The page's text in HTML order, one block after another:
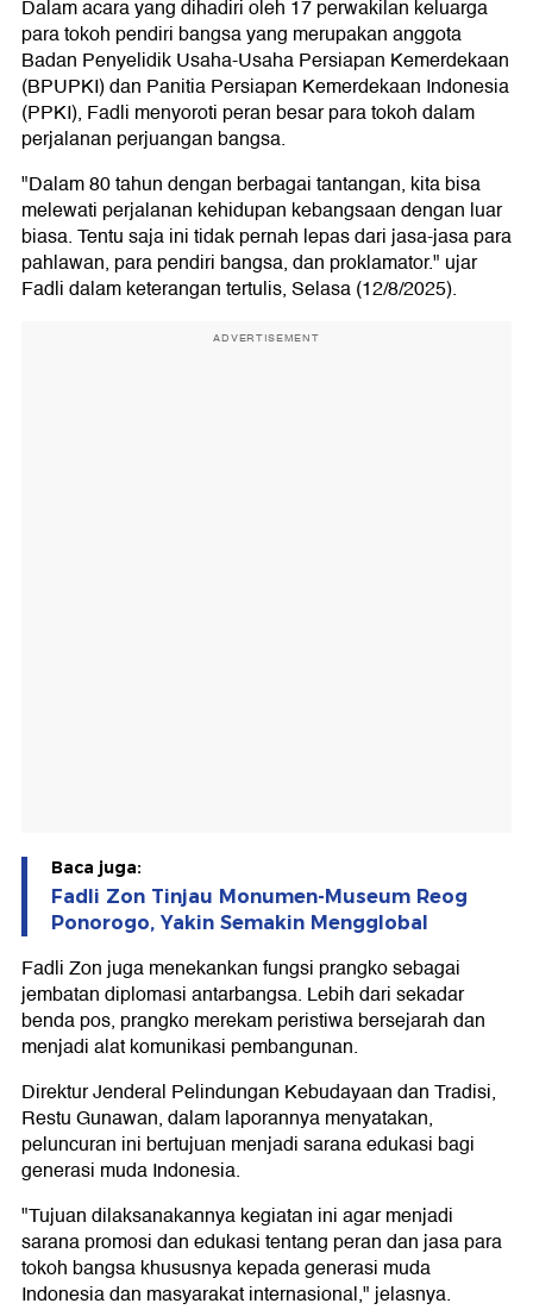
Dalam acara yang dihadiri oleh 17 perwakilan keluarga
para tokoh pendiri bangsa yang merupakan anggota
Badan Penyelidik Usaha-Usaha Persiapan Kemerdekaan
(BPUPKI) dan Panitia Persiapan Kemerdekaan Indonesia
(PPKI), Fadli menyoroti peran besar para tokoh dalam
perjalanan perjuangan bangsa.
"Dalam 80 tahun dengan berbagai tantangan, kita bisa
melewati perjalanan kehidupan kebangsaan dengan luar
biasa. Tentu saja ini tidak pernah lepas dari jasa-jasa para
pahlawan, para pendiri bangsa, dan proklamator." ujar
Fadli dalam keterangan tertulis, Selasa (12/8/2025).
ADVERTISEMENT
Baca juga:
Fadli Zon Tinjau Monumen-Museum Reog
Ponorogo, Yakin Semakin Mengglobal
Fadli Zon juga menekankan fungsi prangko sebagai
jembatan diplomasi antarbangsa. Lebih dari sekadar
benda pos, prangko merekam peristiwa bersejarah dan
menjadi alat komunikasi pembangunan.
Direktur Jenderal Pelindungan Kebudayaan dan Tradisi,
Restu Gunawan, dalam laporannya menyatakan,
peluncuran ini bertujuan menjadi sarana edukasi bagi
generasi muda Indonesia.
"Tujuan dilaksanakannya kegiatan ini agar menjadi
sarana promosi dan edukasi tentang peran dan jasa para
tokoh bangsa khususnya kepada generasi muda
Indonesia dan masyarakat internasional," jelasnya.